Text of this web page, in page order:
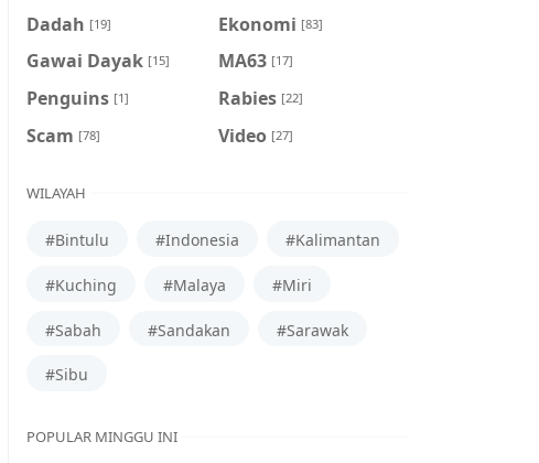
Dadah [19] Ekonomi [83]
Gawai Dayak [15] MA63 [17]
Penguins [1] Rabies [22]
Scam [78] Video [27]
WILAYAH
#Bintulu #Indonesia #Kalimantan
#Kuching #Malaya #Miri
#Sabah #Sandakan #Sarawak
#Sibu
POPULAR MINGGU INI